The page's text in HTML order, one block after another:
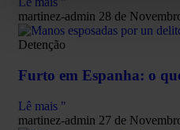
martinez-admin 28 de
Detenção
Furto em Espanha: o
Lê mais "
martinez-admin 27 de